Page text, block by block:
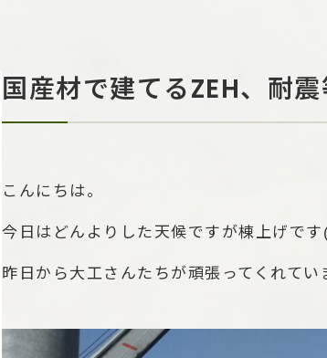
国産材で建てるZEH、耐
こんにちは。
今日はどんよりした天候ですが棟上げです
昨日から大工さんたちが頑張ってくれてい